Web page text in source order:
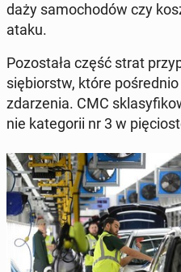
da­ży sa­mo­cho­dów czy
ataku.
Po­zo­sta­ła część strat
się­biorstw, które
zda­rze­nia. CMC
nie ka­te­go­rii nr 3 w